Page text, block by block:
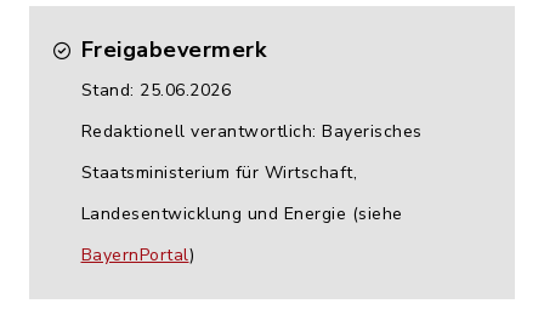
Freigabevermerk
Stand: 25.06.2026
Redaktionell verantwortlich: Bayerisches
Staatsministerium für Wirtschaft,
Landesentwicklung und Energie (siehe
BayernPortal)